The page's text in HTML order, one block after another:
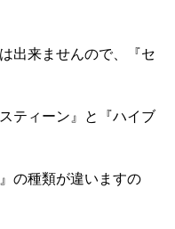
出来ませんので、『セ
ティーン』と『ハイブ
の種類が違いますの